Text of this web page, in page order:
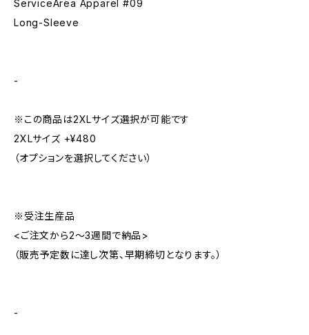
ServiceArea Apparel #09
Long-Sleeve
-
※この商品は2XLサイズ選択が可能です
2XLサイズ +¥480
（オプションを選択してください）
※受注生産品
<ご注文から2〜3週間で納品>
（販売予定数に達し次第、早期締切となります。）
-